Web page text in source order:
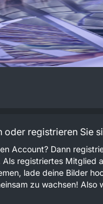
oder registrieren Sie
Account? Dann
registriertes Mitglied
lade deine Bilder
zu wachsen! Also